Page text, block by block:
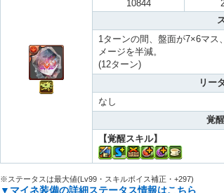
10844
1ターンの間、盤面が7×6マス
メージを半減。
(12ターン)
リー
なし
覚
【覚醒スキル】
※ステータスは最大値(Lv99・スキルボイス補正・+297)
▼マイネ装備の詳細ステータス情報はこちら